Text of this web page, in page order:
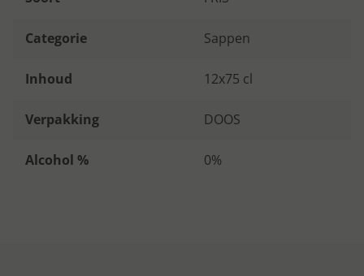
Categorie Sappen
Inhoud 12x75 cl
Verpakking DOOS
Alcohol % 0%